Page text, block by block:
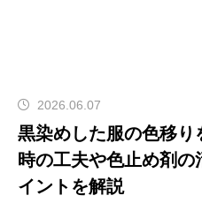
2026.06.07
黒染めした服の色移
時の工夫や色止め剤
イントを解説